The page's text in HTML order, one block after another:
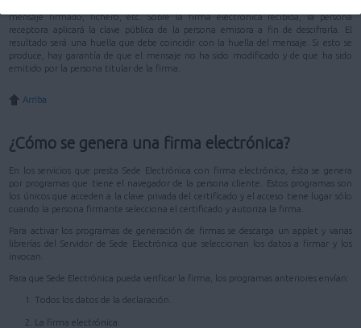
mensaje firmado, fichero, etc. Sobre la firma electrónica recibida, la persona
receptora aplicará la clave pública de la persona emisora a fin de descifrarla. El
resultado será una huella que debe coincidir con la huella del mensaje. Si esto se
produce, hay garantía de que el mensaje no ha sido modificado y de que ha sido
emitido por la persona titular de la firma.
Arriba
¿Cómo se genera una firma electrónica?
En los servicios que presta Sede Electrónica con firma electrónica, ésta se genera
por programas que tiene el navegador de la persona cliente. Estos programas son
los únicos que acceden a la clave privada del certificado y el acceso tiene lugar sólo
cuando la persona firmante selecciona el certificado y autoriza la firma.
Para activar los programas de generación de firmas se descarga un applet y varias
librerías del Servidor de Sede Electrónica que seleccionan los datos a firmar y los
invocan.
Para que Sede Electrónica pueda verificar la firma, los programas anteriores envían:
Todos los datos de la declaración.
La firma electrónica.